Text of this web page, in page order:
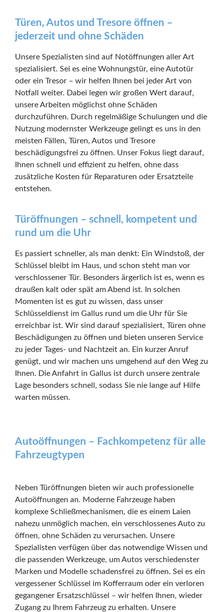
Türen, Autos und Tresore öffnen –
jederzeit und ohne Schäden
Unsere Spezialisten sind auf Notöffnungen aller Art
spezialisiert. Sei es eine Wohnungstür, eine Autotür
oder ein Tresor – wir helfen Ihnen bei jeder Art von
Notfall weiter. Dabei legen wir großen Wert darauf,
unsere Arbeiten möglichst ohne Schäden
durchzuführen. Durch regelmäßige Schulungen und die
Nutzung modernster Werkzeuge gelingt es uns in den
meisten Fällen, Türen, Autos und Tresore
beschädigungsfrei zu öffnen. Unser Fokus liegt darauf,
Ihnen schnell und effizient zu helfen, ohne dass
zusätzliche Kosten für Reparaturen oder Ersatzteile
entstehen.
Türöffnungen – schnell, kompetent und
rund um die Uhr
Es passiert schneller, als man denkt: Ein Windstoß, der
Schlüssel bleibt im Haus, und schon steht man vor
verschlossener Tür. Besonders ärgerlich ist es, wenn es
draußen kalt oder spät am Abend ist. In solchen
Momenten ist es gut zu wissen, dass unser
Schlüsseldienst im Gallus rund um die Uhr für Sie
erreichbar ist. Wir sind darauf spezialisiert, Türen ohne
Beschädigungen zu öffnen und bieten unseren Service
zu jeder Tages- und Nachtzeit an. Ein kurzer Anruf
genügt, und wir machen uns umgehend auf den Weg zu
Ihnen. Die Anfahrt in Gallus ist durch unsere zentrale
Lage besonders schnell, sodass Sie nie lange auf Hilfe
warten müssen.
Autoöffnungen – Fachkompetenz für alle
Fahrzeugtypen
Neben Türöffnungen bieten wir auch professionelle
Autoöffnungen an. Moderne Fahrzeuge haben
komplexe Schließmechanismen, die es einem Laien
nahezu unmöglich machen, ein verschlossenes Auto zu
öffnen, ohne Schäden zu verursachen. Unsere
Spezialisten verfügen über das notwendige Wissen und
die passenden Werkzeuge, um Autos verschiedenster
Marken und Modelle schadensfrei zu öffnen. Sei es ein
vergessener Schlüssel im Kofferraum oder ein verloren
gegangener Ersatzschlüssel – wir helfen Ihnen, wieder
Zugang zu Ihrem Fahrzeug zu erhalten. Unsere